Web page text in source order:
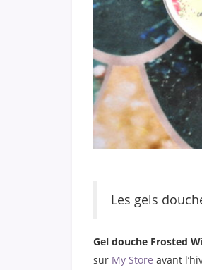
Les gels
Gel douche Frosted
sur My Store avant